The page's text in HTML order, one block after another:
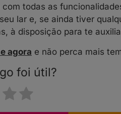
todas as
lar e, se ainda tiver
à disposição para te
agora e não perca mais
foi útil?